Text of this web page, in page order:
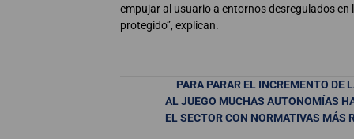
empujar al usuario a entornos desregulados en
protegido”, explican.
PARA PARAR EL INCREMENTO DE
AL JUEGO MUCHAS AUTONOMÍAS
EL SECTOR CON NORMATIVAS MÁS